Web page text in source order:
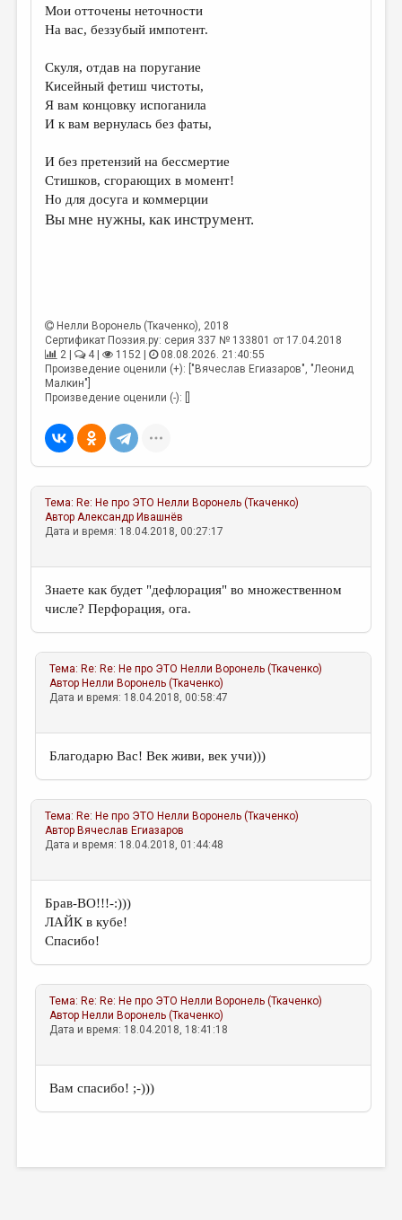
МАЛАЯ ПРОЗА
ЛИТЕРАТУРОВЕДЕНИЕ
КУЛЬТУРОВЕДЕНИЕ
РЕЦЕНЗИРОВАНИЕ
ЦИКЛЫ ПУБЛИКАЦИЙ
Мои отточены неточности
На вас, беззубый импотент.
Скуля, отдав на поругание
Кисейный фетиш чистоты,
Я вам концовку испоганила
И к вам вернулась без фаты,
И без претензий на бессмертие
Стишков, сгорающих в момент!
Но для досуга и коммерции
Вы мне нужны, как инструмент.
Нелли Воронель (Ткаченко), 2018
Сертификат Поэзия.ру: серия 337 № 133801 от 17.04.2018
2 |
4 | 1152 |
08.08.2026. 21:40:55
Произведение оценили (+): ["Вячеслав Егиазаров", "Леонид
Малкин"]
Произведение оценили (-): []
Тема: Re: Не про ЭТО Нелли Воронель (Ткаченко)
АвторАлександр Ивашнёв
Дата и время: 18.04.2018, 00:27:17
Знаете как будет "дефлорация" во множественном
числе? Перфорация, ога.
Тема: Re: Re: Не про ЭТО Нелли Воронель (Ткаченко)
Автор Нелли Воронель (Ткаченко)
Дата и время: 18.04.2018, 00:58:47
Благодарю Вас! Век живи, век учи)))
Тема: Re: Не про ЭТО Нелли Воронель (Ткаченко)
Автор Вячеслав Егиазаров
Дата и время: 18.04.2018, 01:44:48
Брав-ВО!!!-:)))
ЛАЙК в кубе!
Спасибо!
Тема: Re: Re: Не про ЭТО Нелли Воронель (Ткаченко)
Автор Нелли Воронель (Ткаченко)
Дата и время: 18.04.2018, 18:41:18
Вам спасибо! ;-)))